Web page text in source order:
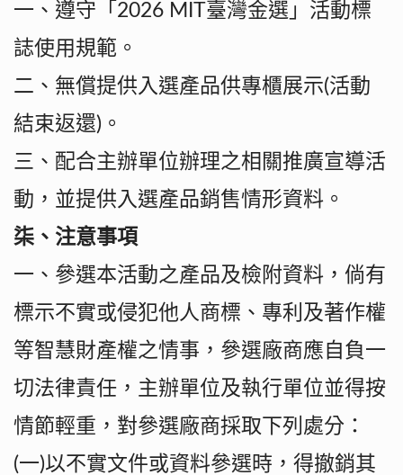
一、遵守「2026 MIT臺灣金選」活動標
誌使用規範。
二、無償提供入選產品供專櫃展示(活動
結束返還)。
三、配合主辦單位辦理之相關推廣宣導活
動，並提供入選產品銷售情形資料。
柒、注意事項
一、參選本活動之產品及檢附資料，倘有
標示不實或侵犯他人商標、專利及著作權
等智慧財產權之情事，參選廠商應自負一
切法律責任，主辦單位及執行單位並得按
情節輕重，對參選廠商採取下列處分：
(一)以不實文件或資料參選時，得撤銷其